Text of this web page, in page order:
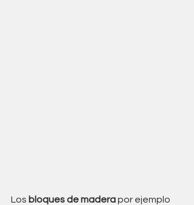
Los bloques de madera por ejemplo